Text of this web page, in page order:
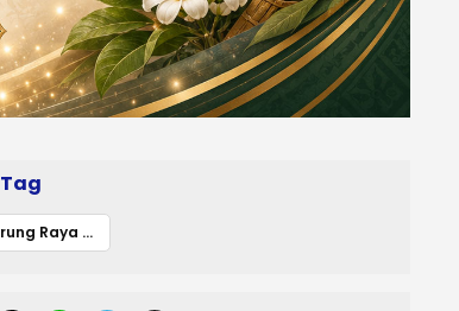
Tag
PKS Murung Raya Prioritaskan Kaderisasi dan Keseriusan Legislator untuk Pemilu 2024